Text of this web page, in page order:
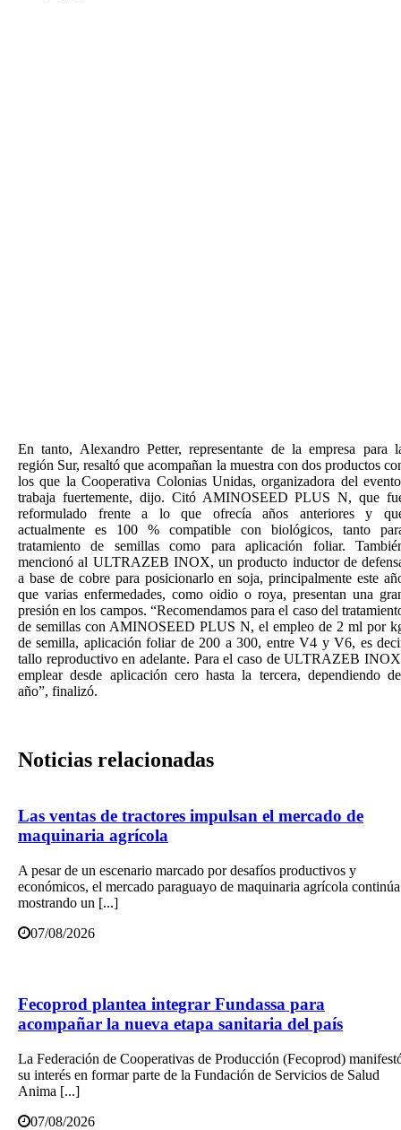
En tanto, Alexandro Petter, representante de la empresa para
región Sur, resaltó que acompañan la muestra con dos productos
los que la Cooperativa Colonias Unidas, organizadora del
trabaja fuertemente, dijo. Citó AMINOSEED PLUS N, que
reformulado frente a lo que ofrecía años anteriores y
actualmente es 100 % compatible con biológicos, tanto
tratamiento de semillas como para aplicación foliar.
mencionó al ULTRAZEB INOX, un producto inductor de
a base de cobre para posicionarlo en soja, principalmente este
que varias enfermedades, como oidio o roya, presentan una
presión en los campos. “Recomendamos para el caso del
de semillas con AMINOSEED PLUS N, el empleo de 2 ml por
de semilla, aplicación foliar de 200 a 300, entre V4 y V6, es
tallo reproductivo en adelante. Para el caso de ULTRAZEB
emplear desde aplicación cero hasta la tercera, dependiendo
año”, finalizó.
Noticias relacionadas
Las ventas de tractores impulsan el mercado de
maquinaria agrícola
A pesar de un escenario marcado por desafíos productivos y
económicos, el mercado paraguayo de maquinaria agrícola continúa
mostrando un [...]
07/08/2026
Fecoprod plantea integrar Fundassa para
acompañar la nueva etapa sanitaria del país
La Federación de Cooperativas de Producción (Fecoprod)
su interés en formar parte de la Fundación de Servicios de Salud
Anima [...]
07/08/2026